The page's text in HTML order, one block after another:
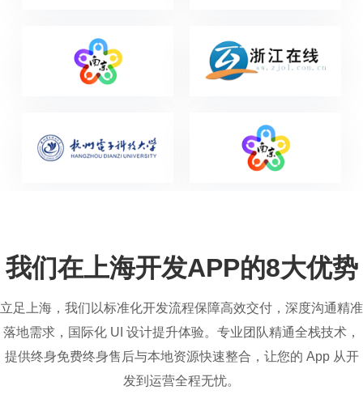
我们在上海开发APP的8大优势
立足上海，我们以标准化开发流程保障高效交付，深度沟通精准
落地需求，国际化 UI 设计提升体验。专业团队精通全栈技术，
提供终身免费终身售后与本地资源快速整合，让您的 App 从开
发到运营全程无忧。